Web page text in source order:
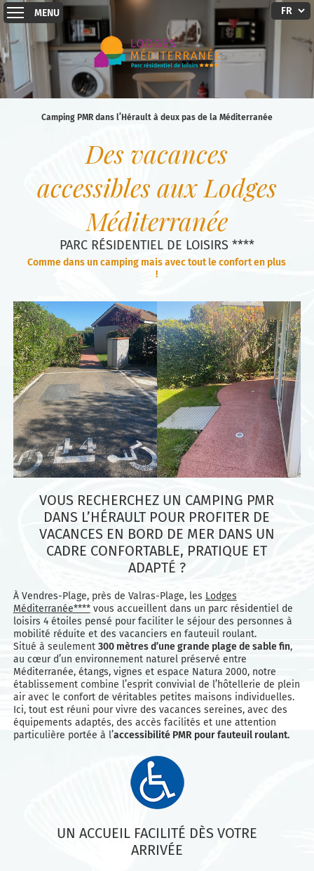
MENU
Camping PMR dans l’Hérault à deux pas de la Méditerranée
Des vacances
accessibles aux Lodges
Méditerranée
PARC RÉSIDENTIEL DE LOISIRS ****
Comme dans un camping mais avec tout le confort en plus
!
VOUS RECHERCHEZ UN CAMPING PMR
DANS L’HÉRAULT POUR PROFITER DE
VACANCES EN BORD DE MER DANS UN
CADRE CONFORTABLE, PRATIQUE ET
ADAPTÉ ?
À Vendres-Plage, près de Valras-Plage, les Lodges
Méditerranée****vous accueillent dans un parc résidentiel de
loisirs 4 étoiles pensé pour faciliter le séjour des personnes à
mobilité réduite et des vacanciers en fauteuil roulant.
Situé à seulement 300 mètres d’une grande plage de sable fin,
au cœur d’un environnement naturel préservé entre
Méditerranée, étangs, vignes et espace Natura 2000, notre
établissement combine l’esprit convivial de l’hôtellerie de plein
air avec le confort de véritables petites maisons individuelles.
Ici, tout est réuni pour vivre des vacances sereines, avec des
équipements adaptés, des accès facilités et une attention
particulière portée à l’accessibilité PMR pour fauteuil roulant.
UN ACCUEIL FACILITÉ DÈS VOTRE
ARRIVÉE